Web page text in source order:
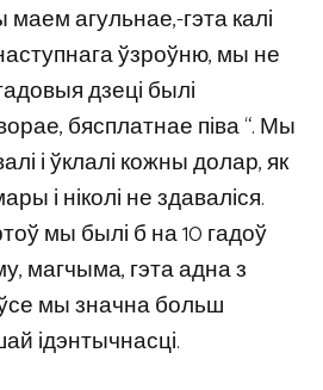
агульнае,-гэта калі
ўзроўню, мы не
дзеці былі
бясплатнае піва “. Мы
і ўклалі кожны долар, як
і ніколі не здаваліся.
мы былі б на 10 гадоў
магчыма, гэта адна з
мы значна больш
ідэнтычнасці.